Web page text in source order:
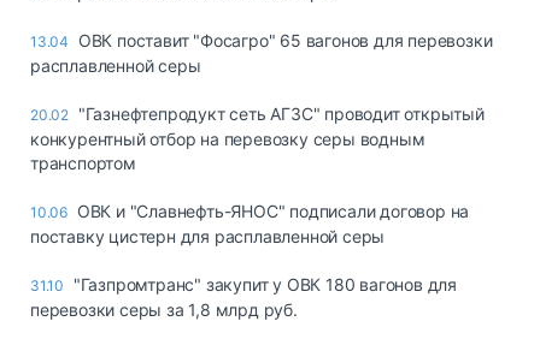
13.04
ОВК поставит "Фосагро" 65 вагонов для перевозки
расплавленной серы
20.02 "Газнефтепродукт сеть АГЗС" проводит открытый
конкурентный отбор на перевозку серы водным
транспортом
10.06 ОВК и "Славнефть-ЯНОС" подписали договор на
поставку цистерн для расплавленной серы
31.10
"Газпромтранс" закупит у ОВК 180 вагонов для
перевозки серы за 1,8 млрд руб.